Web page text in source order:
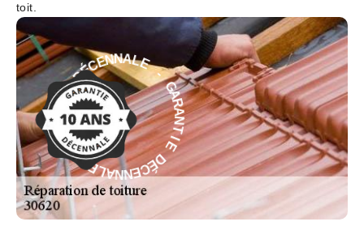
toit.
G
A
R
A
N
T
I
E
D
É
C
E
NNALE - GA
R
A
N
T
I
E
D
É
C
E
N
N
A
L
E
-